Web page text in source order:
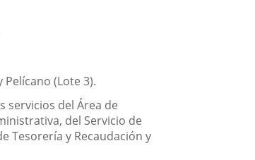
(Lote 3).
servicios del Área de
del Servicio de
Tesorería y Recaudación y